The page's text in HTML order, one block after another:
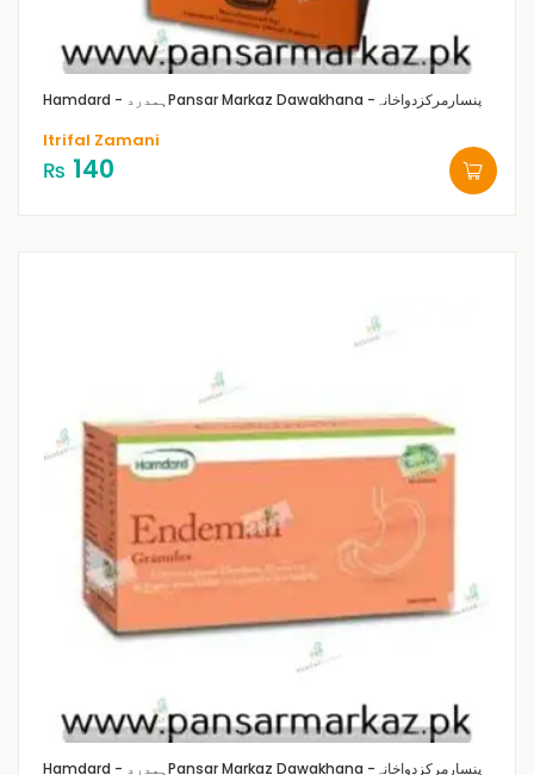
Hamdard - ہمدرد Pansar Markaz Dawakhana -پنسارمرکزدواخانہ
Itrifal Zamani
₨ 140
Hamdard - ہمدرد Pansar Markaz Dawakhana -پنسارمرکزدواخانہ